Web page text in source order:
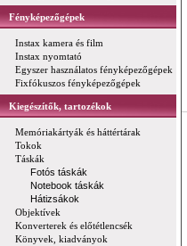
Fényképezőgépek
Instax kamera és film
Instax nyomtató
Egyszer használatos fényképezőgépek
Fixfókuszos fényképezőgépek
Kiegészítők, tartozékok
Memóriakártyák és háttértárak
Tokok
Táskák
Fotós táskák
Notebook táskák
Hátizsákok
Objektívek
Konverterek és előtétlencsék
Könyvek, kiadványok